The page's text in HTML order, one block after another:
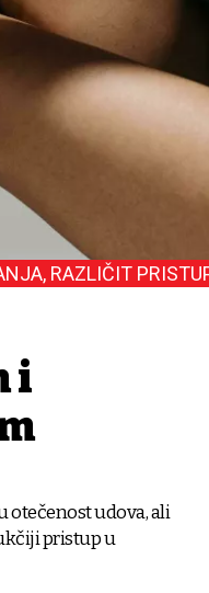
RAZLIČIT
i
otečenost udova, ali
pristup u